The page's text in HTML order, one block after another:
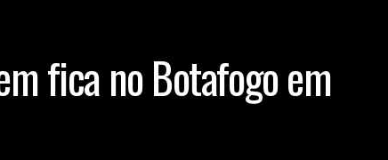
fica no Botafogo em